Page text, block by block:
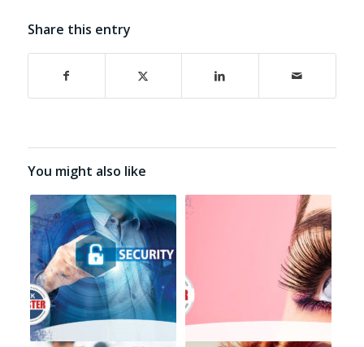
Share this entry
You might also like